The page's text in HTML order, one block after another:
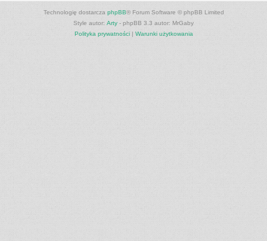
Technologię dostarcza phpBB® Forum Software © phpBB Limited
Style autor: Arty - phpBB 3.3 autor: MrGaby
Polityka prywatności| Warunki użytkowania